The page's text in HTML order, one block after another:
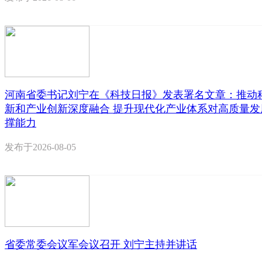
河南省委书记刘宁在《科技日报》发表署名文章：推动
新和产业创新深度融合 提升现代化产业体系对高质量
撑能力
发布于2026-08-05
省委常委会议军会议召开 刘宁主持并讲话